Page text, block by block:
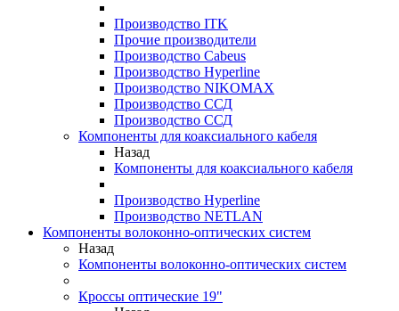
Производство ITK
Прочие производители
Производство Cabeus
Производство Hyperline
Производство NIKOMAX
Производство ССД
Производство ССД
Компоненты для коаксиального кабеля
Назад
Компоненты для коаксиального кабеля
Производство Hyperline
Производство NETLAN
Компоненты волоконно-оптических систем
Назад
Компоненты волоконно-оптических систем
Кроссы оптические 19"